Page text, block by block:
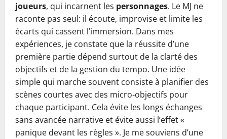
joueurs, qui incarnent les personnages. Le MJ ne
raconte pas seul: il écoute, improvise et limite les
écarts qui cassent l’immersion. Dans mes
expériences, je constate que la réussite d’une
première partie dépend surtout de la clarté des
objectifs et de la gestion du tempo. Une idée
simple qui marche souvent consiste à planifier des
scènes courtes avec des micro-objectifs pour
chaque participant. Cela évite les longs échanges
sans avancée narrative et évite aussi l’effet «
panique devant les règles ». Je me souviens d’une